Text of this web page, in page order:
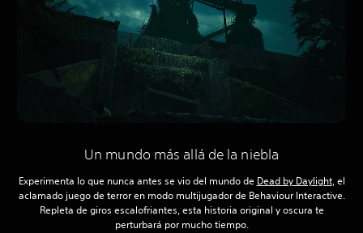
Un mundo más allá de la niebla
Experimenta lo que nunca antes se vio del mundo de Dead by Daylight, el
aclamado juego de terror en modo multijugador de Behaviour Interactive.
Repleta de giros escalofriantes, esta historia original y oscura te
perturbará por mucho tiempo.